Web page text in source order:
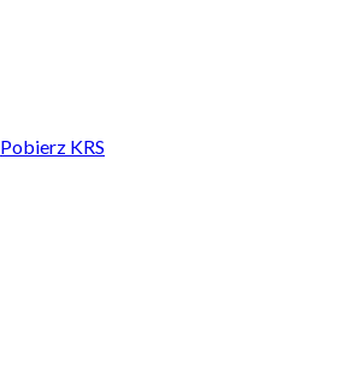
Pobierz KRS